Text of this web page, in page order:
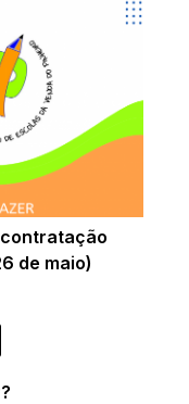
de maio)